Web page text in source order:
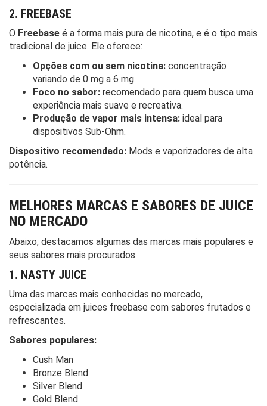
2. FREEBASE
O Freebase é a forma mais pura de nicotina, e é o tipo mais
tradicional de juice. Ele oferece:
Opções com ou sem nicotina: concentração
variando de 0 mg a 6 mg.
Foco no sabor: recomendado para quem busca uma
experiência mais suave e recreativa.
Produção de vapor mais intensa: ideal para
dispositivos Sub-Ohm.
Dispositivo recomendado: Mods e vaporizadores de alta
potência.
MELHORES MARCAS E SABORES DE JUICE
NO MERCADO
Abaixo, destacamos algumas das marcas mais populares e
seus sabores mais procurados:
1. NASTY JUICE
Uma das marcas mais conhecidas no mercado,
especializada em juices freebase com sabores frutados e
refrescantes.
Sabores populares:
Cush Man
Bronze Blend
Silver Blend
Gold Blend